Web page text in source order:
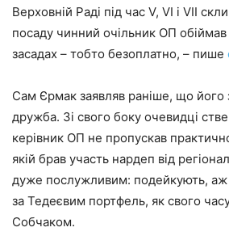
Верховній Раді під час V, VI і VII
посаду чинний очільник ОП
засадах – тобто безоплатно, – пише
Сам Єрмак заявляв раніше, що його
дружба. Зі свого боку очевидці
керівник ОП не пропускав
якій брав участь нардеп від
дуже послужливим: подейкують,
за Тедеєвим портфель, як свого
Собчаком.